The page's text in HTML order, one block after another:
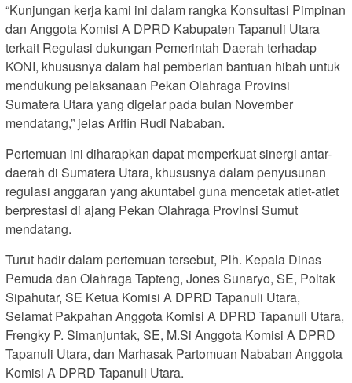
“Kunjungan kerja kami ini dalam rangka Konsultasi Pimpinan
dan Anggota Komisi A DPRD Kabupaten Tapanuli Utara
terkait Regulasi dukungan Pemerintah Daerah terhadap
KONI, khususnya dalam hal pemberian bantuan hibah untuk
mendukung pelaksanaan Pekan Olahraga Provinsi
Sumatera Utara yang digelar pada bulan November
mendatang,” jelas Arifin Rudi Nababan.
Pertemuan ini diharapkan dapat memperkuat sinergi antar-
daerah di Sumatera Utara, khususnya dalam penyusunan
regulasi anggaran yang akuntabel guna mencetak atlet-atlet
berprestasi di ajang Pekan Olahraga Provinsi Sumut
mendatang.
Turut hadir dalam pertemuan tersebut, Plh. Kepala Dinas
Pemuda dan Olahraga Tapteng, Jones Sunaryo, SE, Poltak
Sipahutar, SE Ketua Komisi A DPRD Tapanuli Utara,
Selamat Pakpahan Anggota Komisi A DPRD Tapanuli Utara,
Frengky P. Simanjuntak, SE, M.Si Anggota Komisi A DPRD
Tapanuli Utara, dan Marhasak Partomuan Nababan Anggota
Komisi A DPRD Tapanuli Utara.